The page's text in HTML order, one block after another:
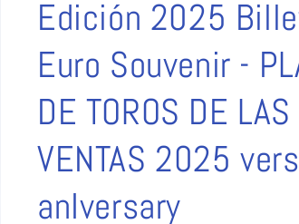
Edición 2025
Euro Souvenir -
DE TOROS DE LAS
VENTAS 2025
anIversary